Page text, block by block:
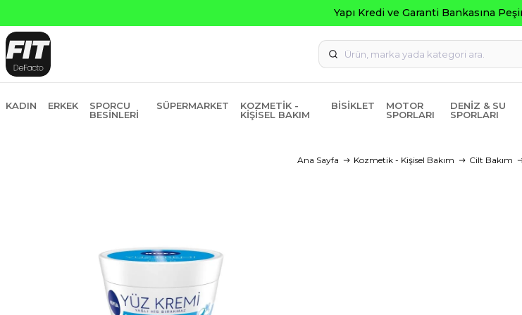
Yapı Kredi ve Garanti Bankasına
KADIN ERKEK
SPORCU
BESINLERI
SÜPERMARKET
KOZMETIK -
KIŞISEL BAKIM
BISIKLET
MOTOR
SPORLARI
DENIZ & SU
SPORLARI
Ana Sayfa Kozmetik - Kişisel Bakım Cilt Bakım